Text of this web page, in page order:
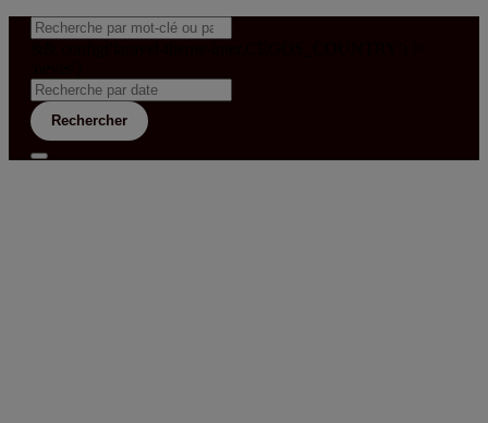
Rechercher